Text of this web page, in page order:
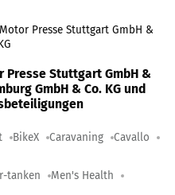
Presse Stuttgart GmbH &
Presse Stuttgart GmbH &
GmbH & Co. KG und
BikeX Caravaning Cavallo
tanken Men's Health